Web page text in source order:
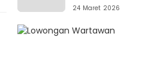
24 Maret 2026